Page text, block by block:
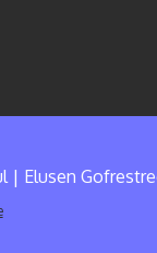
| Elusen